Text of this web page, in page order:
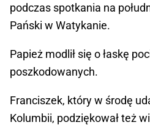
podczas spotkania na
Pański w Watykanie.
Papież modlił się o łaskę
poszkodowanych.
Franciszek, który w środę
Kolumbii, podziękował też